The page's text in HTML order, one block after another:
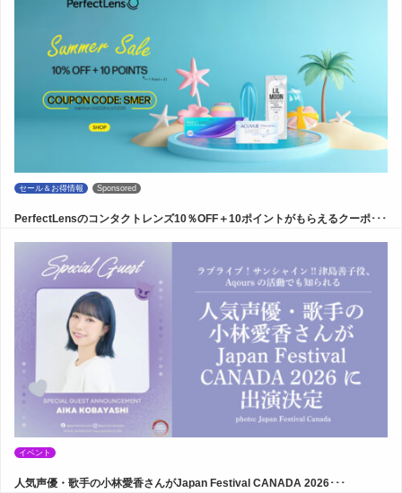
セール＆お得情報 Sponsored
PerfectLensのコンタクトレンズ10％OFF＋10ポイントがもらえるクーポ･･･
イベント
人気声優・歌手の小林愛香さんがJapan Festival CANADA 2026･･･